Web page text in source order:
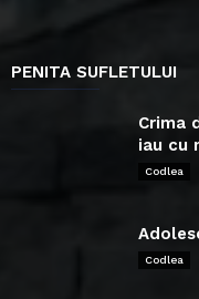
PENITA SUFLETULUI
Crima
iau cu
Codlea
Codlea